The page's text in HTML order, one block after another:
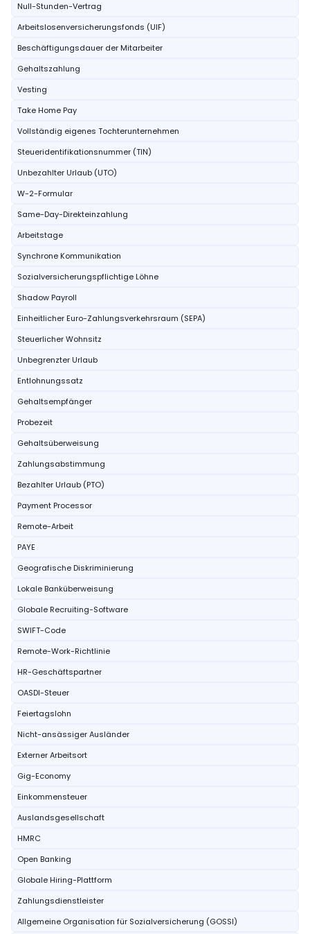
Null-Stunden-Vertrag
Arbeitslosenversicherungsfonds (UIF)
Beschäftigungsdauer der Mitarbeiter
Gehaltszahlung
Vesting
Take Home Pay
Vollständig eigenes Tochterunternehmen
Steueridentifikationsnummer (TIN)
Unbezahlter Urlaub (UTO)
W-2-Formular
Same-Day-Direkteinzahlung
Arbeitstage
Synchrone Kommunikation
Sozialversicherungspflichtige Löhne
Shadow Payroll
Einheitlicher Euro-Zahlungsverkehrsraum (SEPA)
Steuerlicher Wohnsitz
Unbegrenzter Urlaub
Entlohnungssatz
Gehaltsempfänger
Probezeit
Gehaltsüberweisung
Zahlungsabstimmung
Bezahlter Urlaub (PTO)
Payment Processor
Remote-Arbeit
PAYE
Geografische Diskriminierung
Lokale Banküberweisung
Globale Recruiting-Software
SWIFT-Code
Remote-Work-Richtlinie
HR-Geschäftspartner
OASDI-Steuer
Feiertagslohn
Nicht-ansässiger Ausländer
Externer Arbeitsort
Gig-Economy
Einkommensteuer
Auslandsgesellschaft
HMRC
Open Banking
Globale Hiring-Plattform
Zahlungsdienstleister
Allgemeine Organisation für Sozialversicherung (GOSSI)